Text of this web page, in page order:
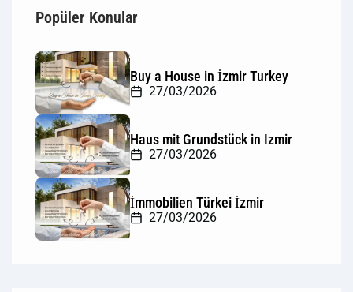
Popüler Konular
Buy a House in İzmir Turkey
27/03/2026
Haus mit Grundstück in Izmir
27/03/2026
İmmobilien Türkei İzmir
27/03/2026